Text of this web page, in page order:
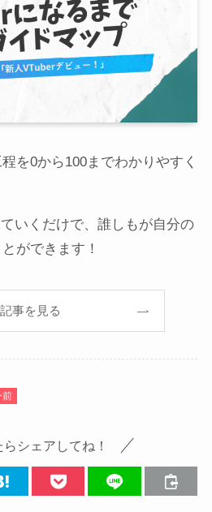
を0から100までわかりやすく
いくだけで、誰しもが自分の
ができます！
記事を見る
前
シェアしてね！